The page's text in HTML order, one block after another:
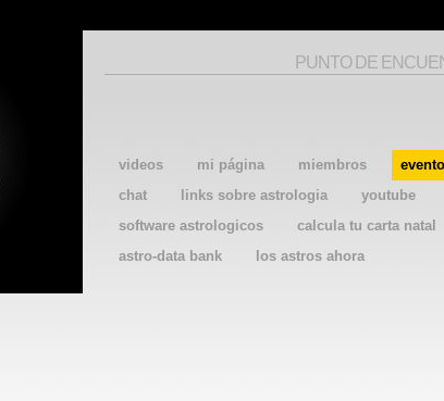
videos mi página miembros
chat
links sobre astrologia youtube
software astrologicos
calcula tu carta natal
astro-data bank
los astros ahora
PUNTO DE